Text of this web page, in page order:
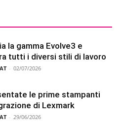
la gamma Evolve3 e
tutti i diversi stili di lavoro
- 02/07/2026
le prime stampanti
di Lexmark
- 29/06/2026